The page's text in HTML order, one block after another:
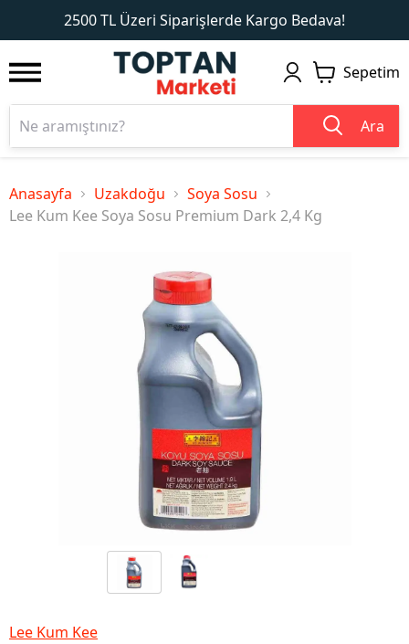
2500 TL Üzeri Siparişlerde Kargo Bedava!
1
Sepetim
Ara
Anasayfa Uzakdoğu
Soya Sosu
Lee Kum Kee Soya Sosu Premium Dark 2,4 Kg
Lee Kum Kee